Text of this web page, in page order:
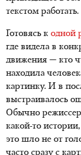
текстом работать.
Готовясь к одной
где видела в
движения — кто
находила
картинку. И в
выстраивалось
Обычно
какой-то
это шло не от
часто сразу с